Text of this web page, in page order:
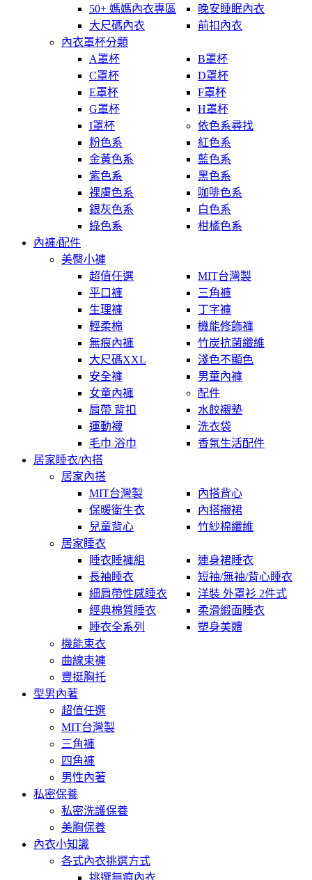
50+ 媽媽內衣專區
晚安睡眠內衣
大尺碼內衣
前扣內衣
內衣罩杯分類
A罩杯
B罩杯
C罩杯
D罩杯
E罩杯
F罩杯
G罩杯
H罩杯
I罩杯
依色系尋找
粉色系
紅色系
金黃色系
藍色系
紫色系
黑色系
裸膚色系
咖啡色系
銀灰色系
白色系
綠色系
柑橘色系
內褲/配件
美臀小褲
超值任選
MIT台灣製
平口褲
三角褲
生理褲
丁字褲
輕柔棉
機能修飾褲
無痕內褲
竹炭抗菌纖維
大尺碼XXL
淺色不顯色
安全褲
男童內褲
女童內褲
配件
肩帶 背扣
水餃襯墊
運動襪
洗衣袋
毛巾 浴巾
香氛生活配件
居家睡衣/內搭
居家內搭
MIT台灣製
內搭背心
保暖衛生衣
內搭襯裙
兒童背心
竹紗棉纖維
居家睡衣
睡衣睡褲組
連身裙睡衣
長袖睡衣
短袖/無袖/背心睡衣
細肩帶性感睡衣
洋裝 外罩衫 2件式
經典棉質睡衣
柔滑緞面睡衣
睡衣全系列
塑身美體
機能束衣
曲線束褲
豐挺胸托
型男內著
超值任選
MIT台灣製
三角褲
四角褲
男性內著
私密保養
私密洗護保養
美胸保養
內衣小知識
各式內衣挑選方式
挑選無痕內衣